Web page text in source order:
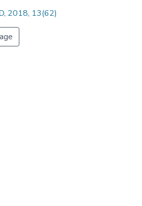
2018, 13(62)